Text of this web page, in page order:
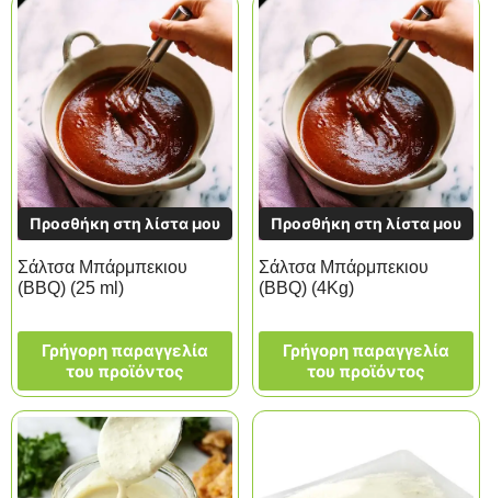
Προσθήκη στη λίστα μου
Σάλτσα Μπάρμπεκιου
(BBQ) (25 ml)
Γρήγορη παραγγελία
του προϊόντος
Προσθήκη στη λίστα μου
Σάλτσα Μπάρμπεκιου
(BBQ) (4Kg)
Γρήγορη παραγγελία
του προϊόντος